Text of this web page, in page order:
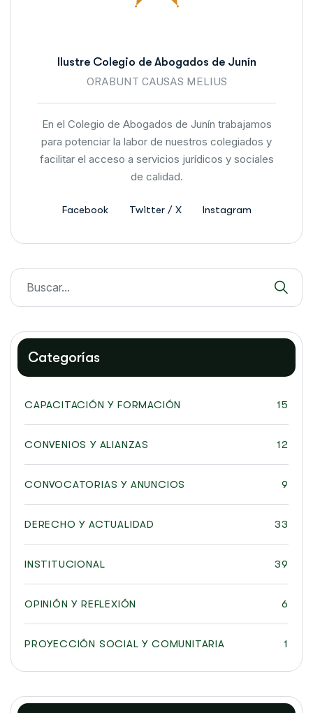
Ilustre Colegio de Abogados de Junín
ORABUNT CAUSAS MELIUS
En el Colegio de Abogados de Junín trabajamos
para potenciar la labor de nuestros colegiados y
facilitar el acceso a servicios jurídicos y sociales
de calidad.
Facebook Twitter / X Instagram
Categorías
CAPACITACIÓN Y FORMACIÓN 15
CONVENIOS Y ALIANZAS 12
CONVOCATORIAS Y ANUNCIOS 9
DERECHO Y ACTUALIDAD 33
INSTITUCIONAL 39
OPINIÓN Y REFLEXIÓN 6
PROYECCIÓN SOCIAL Y COMUNITARIA 1